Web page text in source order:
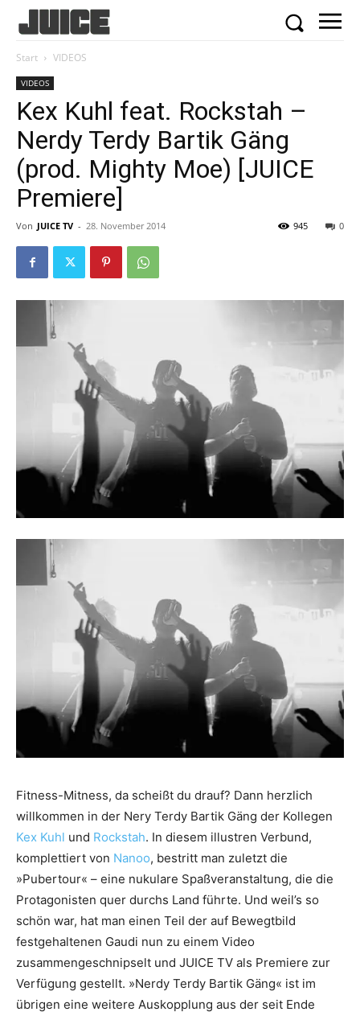
Start VIDEOS
VIDEOS
Kex Kuhl feat. Rockstah –
Nerdy Terdy Bartik Gäng
(prod. Mighty Moe) [JUICE
Premiere]
Von JUICE TV - 28. November 2014 0
945
Fitness-Mitness, da scheißt du drauf? Dann herzlich
willkommen in der Nery Terdy Bartik Gäng der Kollegen
Kex Kuhl und Rockstah. In diesem illustren Verbund,
komplettiert von Nanoo, bestritt man zuletzt die
»Pubertour« – eine nukulare Spaßveranstaltung, die die
Protagonisten quer durchs Land führte. Und weil’s so
schön war, hat man einen Teil der auf Bewegtbild
festgehaltenen Gaudi nun zu einem Video
zusammengeschnipselt und JUICE TV als Premiere zur
Verfügung gestellt. »Nerdy Terdy Bartik Gäng« ist im
übrigen eine weitere Auskopplung aus der seit Ende